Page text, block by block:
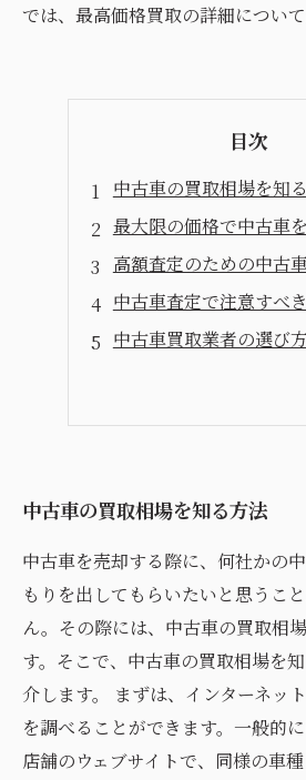
では、最高価格買取の詳細について
目次
中古車の買取相場を知
最大限の価格で中古車
高額査定のための中古
中古車査定で注意すべ
中古車買取業者の選び
中古車の買取相場を知る方法
中古車を売却する際に、何社かの
もりを出してもらいたいと思うこ
ん。その際には、中古車の買取相
す。そこで、中古車の買取相場を
介します。 まずは、インターネッ
を調べることができます。一般的
店舗のウェブサイトで、同様の車